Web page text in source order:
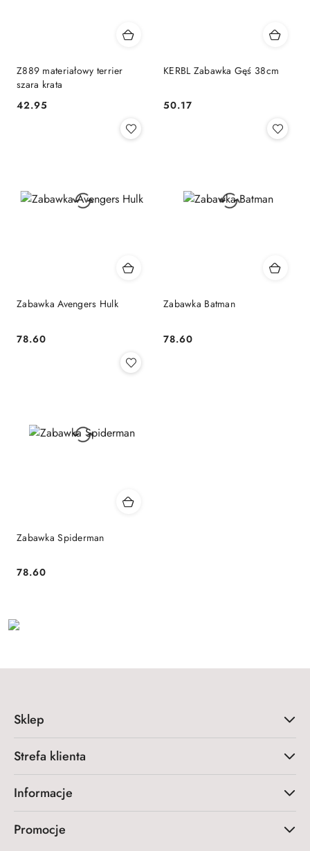
Z889 materiałowy terrier
szara krata
Cena:
42.95
KERBL Zabawka Gęś 38cm
Cena:
50.17
Zabawka Avengers Hulk
Cena:
78.60
Zabawka Batman
Cena:
78.60
Zabawka Spiderman
Cena:
78.60
Sklep
Strefa klienta
Informacje
Promocje